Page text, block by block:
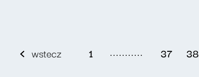
wstecz 1 ........... 37 38